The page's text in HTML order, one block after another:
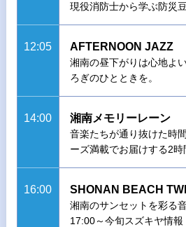
現役消防士から学ぶ防災
12:05 AFTERNOON JAZZ
湘南の昼下がりは心地よ
ろぎのひとときを。
14:00 湘南メモリーレーン
音楽たちが通り抜けた時
ーズ満載でお届けする2時
16:00 SHONAN BEACH
湘南のサンセットを彩る
17:00～今旬スズキヤ情報